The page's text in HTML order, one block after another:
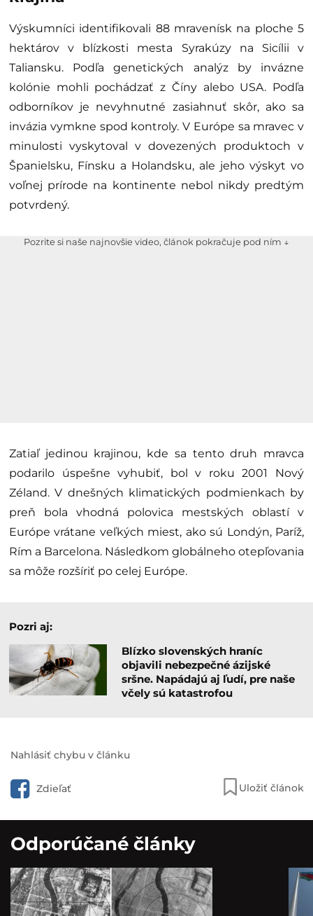
Výskumníci identifikovali 88 mravenísk na ploche 5
hektárov v blízkosti mesta Syrakúzy na Sicílii v
Taliansku. Podľa genetických analýz by invázne
kolónie mohli pochádzať z Číny alebo USA. Podľa
odborníkov je nevyhnutné zasiahnuť skôr, ako sa
invázia vymkne spod kontroly. V Európe sa mravec v
minulosti vyskytoval v dovezených produktoch v
Španielsku, Fínsku a Holandsku, ale jeho výskyt vo
voľnej prírode na kontinente nebol nikdy predtým
potvrdený.
Pozrite si naše najnovšie video, článok pokračuje pod ním ↓
Zatiaľ jedinou krajinou, kde sa tento druh mravca
podarilo úspešne vyhubiť, bol v roku 2001 Nový
Zéland. V dnešných klimatických podmienkach by
preň bola vhodná polovica mestských oblastí v
Európe vrátane veľkých miest, ako sú Londýn, Paríž,
Rím a Barcelona. Následkom globálneho otepľovania
sa môže rozšíriť po celej Európe.
Pozri aj:
Blízko slovenských hraníc
objavili nebezpečné ázijské
sršne. Napádajú aj ľudí, pre naše
včely sú katastrofou
Nahlásiť chybu v článku
Zdieľať Uložiť článok
Odporúčané články